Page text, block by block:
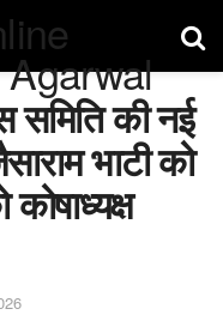
समिति की नई
भाटी को